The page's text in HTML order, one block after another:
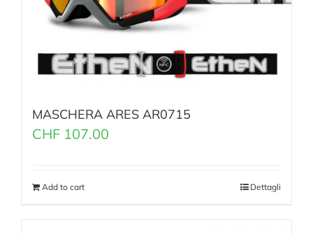
MASCHERA ARES AR0715
CHF 107.00
Add to cart Dettagli